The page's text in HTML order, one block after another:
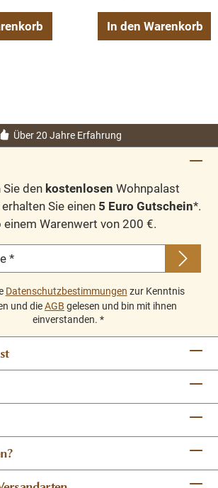
In den Warenkorb
Über 20 Jahre Erfahrung
den kostenlosen Wohnpalast
Sie einen 5 Euro Gutschein*.
Warenwert von 200 €.
*
Datenschutzbestimmungen zur Kenntnis
und dieAGB gelesen und bin mit ihnen
einverstanden. *